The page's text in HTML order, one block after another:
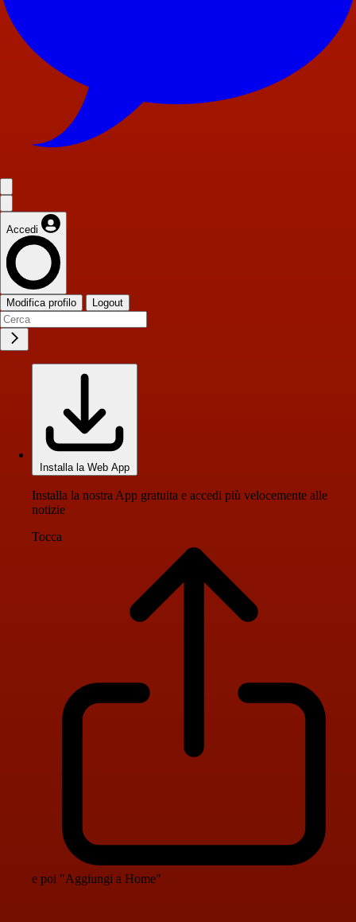
Accedi
Modifica profilo Logout
Installa la Web App
Installa la nostra App gratuita e accedi più velocemente alle
notizie
Tocca
e poi "Aggiungi a Home"